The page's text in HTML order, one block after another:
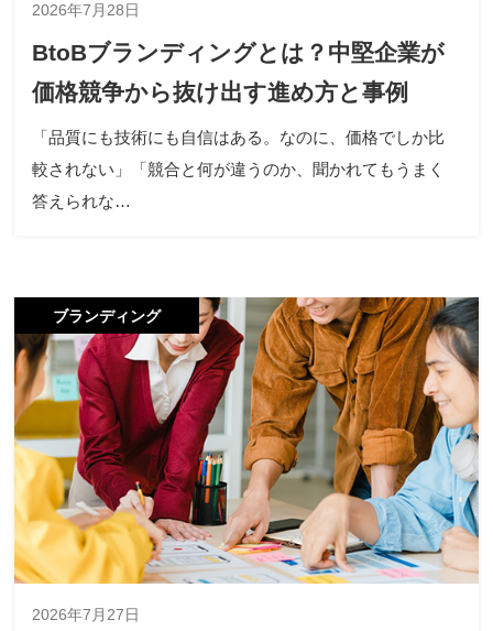
2026年7月28日
BtoBブランディングとは？中堅企業が
価格競争から抜け出す進め方と事例
「品質にも技術にも自信はある。なのに、価格でしか比
較されない」「競合と何が違うのか、聞かれてもうまく
答えられな…
ブランディング
2026年7月27日